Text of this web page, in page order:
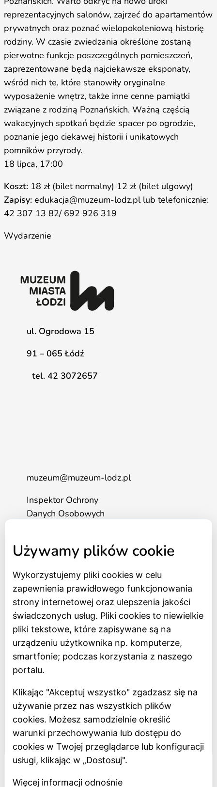
reprezentacyjnych salonów, zajrzeć do apartamentów
prywatnych oraz poznać wielopokoleniową historię
rodziny. W czasie zwiedzania określone zostaną
pierwotne funkcje poszczególnych pomieszczeń,
zaprezentowane będą najciekawsze eksponaty,
wśród nich te, które stanowiły oryginalne
wyposażenie wnętrz, także inne cenne pamiątki
związane z rodziną Poznańskich. Ważną częścią
wakacyjnych spotkań będzie spacer po ogrodzie,
poznanie jego ciekawej historii i unikatowych
pomników przyrody.
18 lipca, 17:00
Koszt: 18 zł (bilet normalny) 12 zł (bilet ulgowy)
Zapisy: edukacja@muzeum-lodz.pl lub telefonicznie:
42 307 13 82/ 692 926 319
Wydarzenie
ul. Ogrodowa 15
91 – 065 Łódź
tel. 42 3072657
muzeum@muzeum-lodz.pl
Inspektor Ochrony
Danych Osobowych
Strona główna
Bilety online
BIP
Oceń Muzeum
Newsletter
Deklaracja dostępności
Regulamin
Dostępność
Projekt dofinansowany z Unii Europejskiej
Używamy plików cookie
Wykorzystujemy pliki cookies w celu
zapewnienia prawidłowego funkcjonowania
strony internetowej oraz ulepszenia jakości
świadczonych usług. Pliki cookies to niewielkie
pliki tekstowe, które zapisywane są na
urządzeniu użytkownika np. komputerze,
smartfonie; podczas korzystania z naszego
portalu.
Klikając "Akceptuj wszystko" zgadzasz się na
używanie przez nas wszystkich plików
cookies. Możesz samodzielnie określić
warunki przechowywania lub dostępu do
cookies w Twojej przeglądarce lub konfiguracji
usługi, klikając w „Dostosuj".
Więcej informacji odnośnie